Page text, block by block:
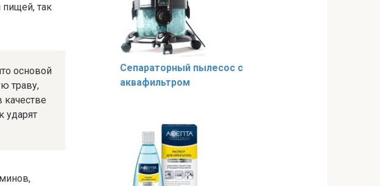
пищей, так
основой
траву,
ударят
Сепараторный пылесос с
аквафильтром